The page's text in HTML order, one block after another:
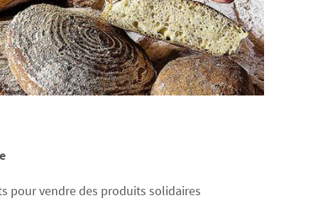
pour vendre des produits solidaires